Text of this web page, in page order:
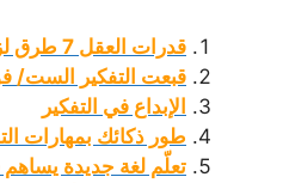
قدرات العقل 7 طرق لزيادتها
قبعت التفكير الست/
الإبداع في التفكير
طور ذكائك بمهارات
تعلّم لغة جديدة يساهم